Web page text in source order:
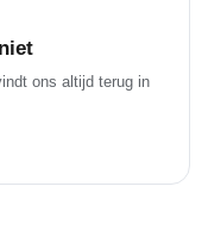
ons altijd terug in